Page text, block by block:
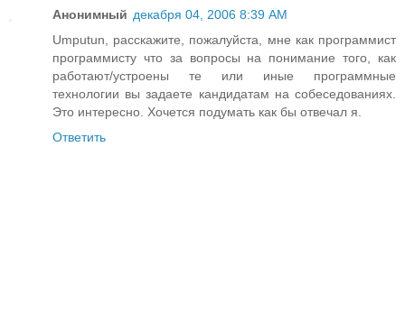
Анонимный декабря 04, 2006 8:39 AM
Umputun, расскажите, пожалуйста, мне как программист
программисту что за вопросы на понимание того, как
работают/устроены те или иные программные
технологии вы задаете кандидатам на собеседованиях.
Это интересно. Хочется подумать как бы отвечал я.
Ответить